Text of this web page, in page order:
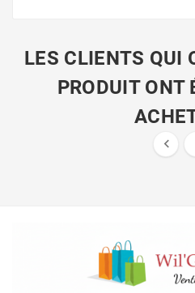
LES CLIENTS QUI
PRODUIT ONT
